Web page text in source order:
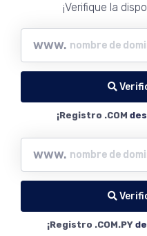
¡Verifique la
www.
¡Registro .COM
www.
¡Registro .COM.PY